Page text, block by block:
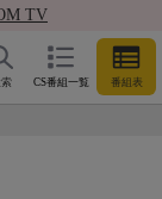
TV
CS番組一覧 番組表